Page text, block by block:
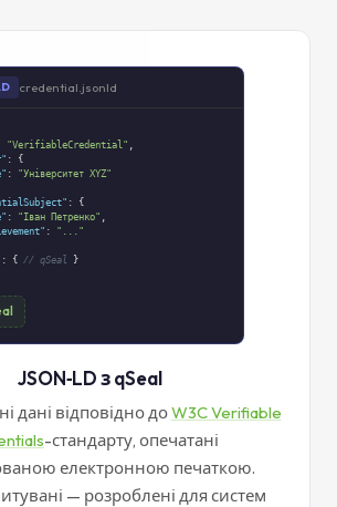
credential.jsonld
"VerifiableCredential" ,
: {
: "Університет XYZ"
: {
: "Іван Петренко" ,
: "..."
: { // qSeal }
JSON‑LD з qSeal
дані відповідно доW3C Verifiable
-стандарту, опечатані
електронною печаткою.
— розроблені для систем